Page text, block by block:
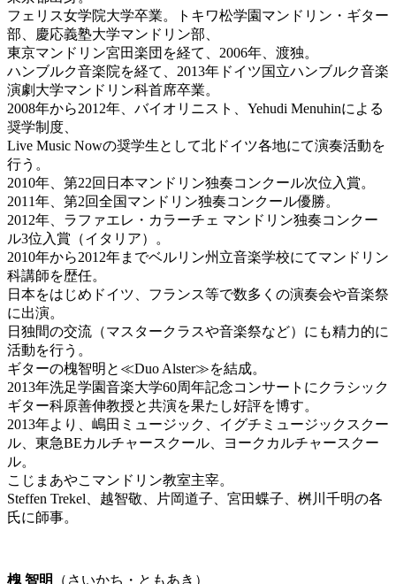
フェリス女学院大学卒業。トキワ松学園マンドリン・ギター
部、慶応義塾大学マンドリン部、
東京マンドリン宮田楽団を経て、2006年、渡独。
ハンブルク音楽院を経て、2013年ドイツ国立ハンブルク音楽
演劇大学マンドリン科首席卒業。
2008年から2012年、バイオリニスト、Yehudi Menuhinによる
奨学制度、
Live Music Nowの奨学生として北ドイツ各地にて演奏活動を
行う。
2010年、第22回日本マンドリン独奏コンクール次位入賞。
2011年、第2回全国マンドリン独奏コンクール優勝。
2012年、ラファエレ・カラーチェ マンドリン独奏コンクー
ル3位入賞（イタリア）。
2010年から2012年までベルリン州立音楽学校にてマンドリン
科講師を歴任。
日本をはじめドイツ、フランス等で数多くの演奏会や音楽祭
に出演。
日独間の交流（マスタークラスや音楽祭など）にも精力的に
活動を行う。
ギターの槐智明と≪Duo Alster≫を結成。
2013年洗足学園音楽大学60周年記念コンサートにクラシック
ギター科原善伸教授と共演を果たし好評を博す。
2013年より、嶋田ミュージック、イグチミュージックスクー
ル、東急BEカルチャースクール、ヨークカルチャースクー
ル。
こじまあやこマンドリン教室主宰。
Steffen Trekel、越智敬、片岡道子、宮田蝶子、桝川千明の各
氏に師事。
槐 智明
（さいかち・ともあき）